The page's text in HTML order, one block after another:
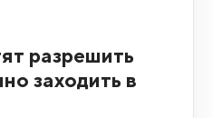
разрешить
заходить в